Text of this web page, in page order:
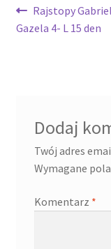
Nawigacja
wpisu
Poprzedni
wpis:
Rajstopy
Gazela 4- L 15 den
Dodaj
Twój adres
Wymagane
Komentarz *